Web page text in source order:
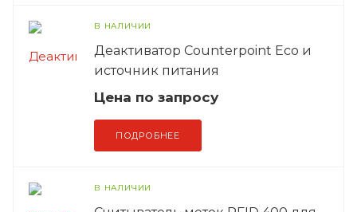
В НАЛИЧИИ
Деактиватор Counterpoint Eco и
источник питания
Цена по запросу
ПОДРОБНЕЕ
В НАЛИЧИИ